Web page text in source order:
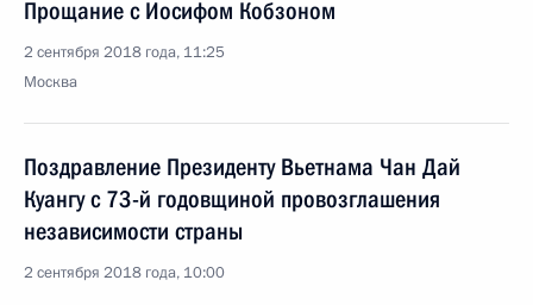
Прощание с Иосифом Кобзоном
2 сентября 2018 года, 11:25
Москва
Поздравление Президенту Вьетнама Чан Дай
Куангу с 73-й годовщиной провозглашения
независимости страны
2 сентября 2018 года, 10:00